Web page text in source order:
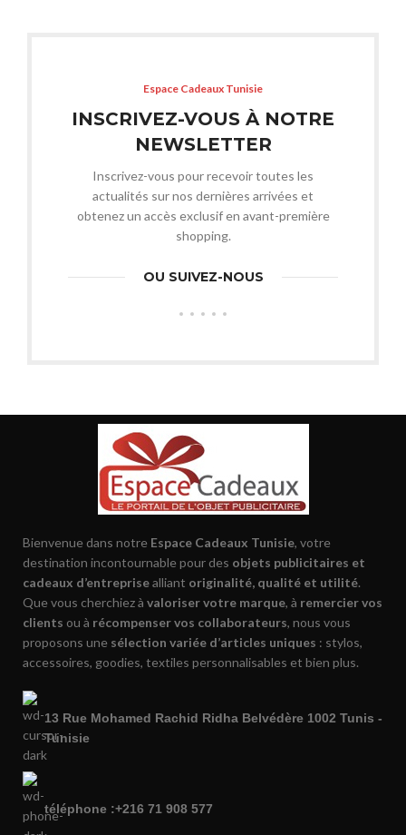
Espace Cadeaux Tunisie
INSCRIVEZ-VOUS À NOTRE
NEWSLETTER
Inscrivez-vous pour recevoir toutes les
actualités sur nos dernières arrivées et
obtenez un accès exclusif en avant-première
shopping.
OU SUIVEZ-NOUS
Bienvenue dans notre Espace Cadeaux Tunisie, votre
destination incontournable pour des objets publicitaires et
cadeaux d’entreprisealliant originalité, qualité et utilité.
Que vous cherchiez à valoriser votre marque, à remercier vos
clients ou à récompenser vos collaborateurs, nous vous
proposons une sélection variée d’articles uniques : stylos,
accessoires, goodies, textiles personnalisables et bien plus.
13 Rue Mohamed Rachid Ridha Belvédère 1002 Tunis -
Tunisie
téléphone :+216 71 908 577